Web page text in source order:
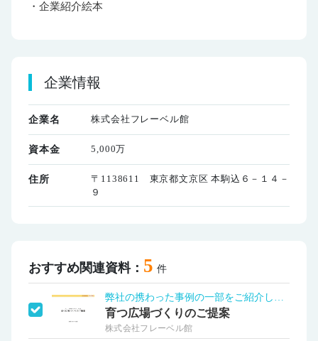
・企業紹介絵本
企業情報
企業名 株式会社フレーベル館
資本金 5,000万
住所
〒1138611 東京都文京区 本駒込６－１４－
９
おすすめ関連資料： 5 件
弊社の携わった事例の一部をご紹介します
育つ広場づくりのご提案
株式会社フレーベル館